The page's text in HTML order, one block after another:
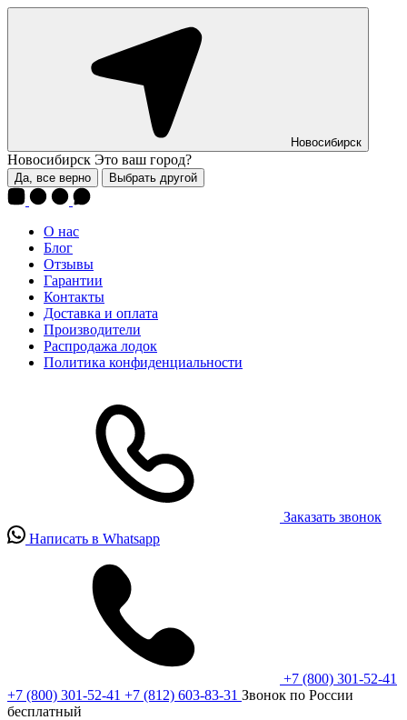
Новосибирск
Новосибирск Это ваш город?
Да, все верно Выбрать другой
О нас
Блог
Отзывы
Гарантии
Контакты
Доставка и оплата
Производители
Распродажа лодок
Политика конфиденциальности
Заказать звонок
Написать в Whatsapp
+7 (800) 301-52-41
+7 (800) 301-52-41 +7 (812) 603-83-31 Звонок по России
бесплатный